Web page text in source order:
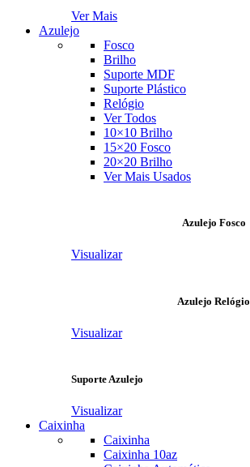
Ver Mais
Azulejo
Fosco
Brilho
Suporte MDF
Suporte Plástico
Relógio
Ver Todos
10×10 Brilho
15×20 Fosco
20×20 Brilho
Ver Mais Usados
Azulejo Fosco
Visualizar
Azulejo Relógio
Visualizar
Suporte Azulejo
Visualizar
Caixinha
Caixinha
Caixinha 10az